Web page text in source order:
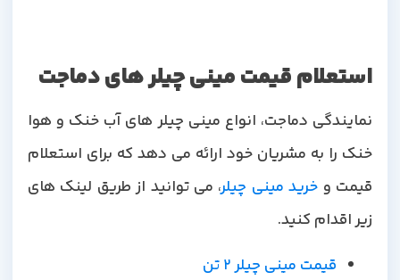
استعلام قیمت مینی چیلر های دماجت
نمایندگی دماجت، انواع مینی چیلر های آب خنک و هوا
خنک را به مشریان خود ارائه می دهد که برای استعلام
قیمت وخرید مینی چیلر ، می توانید از طریق لینک های
زیر اقدام کنید.
قیمت مینی چیلر 2 تن